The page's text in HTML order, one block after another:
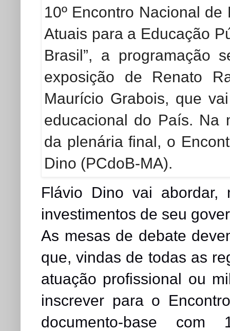
10º Encontro Nacional
Atuais para a Educação
Brasil”, a programação
exposição de Renato
Maurício Grabois, que
educacional do País. Na
da plenária final, o
Dino (PCdoB-MA).
Flávio Dino vai
investimentos de seu
As mesas de debate
que, vindas de todas as
atuação profissional ou
inscrever para o
documento-base